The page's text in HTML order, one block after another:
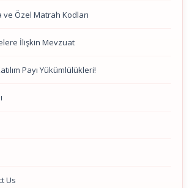
Özel Matrah Kodları
İlişkin Mevzuat
Payı Yükümlülükleri!
Us